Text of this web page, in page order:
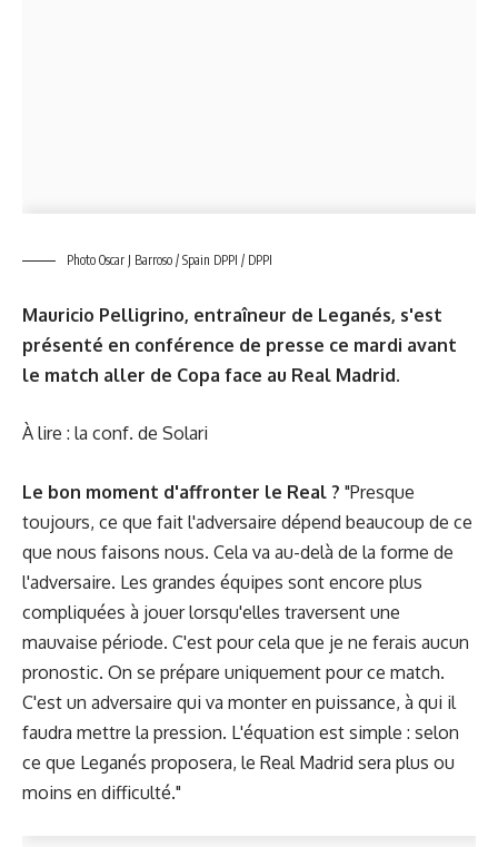
Photo Oscar J Barroso / Spain DPPI / DPPI
Mauricio Pelligrino, entraîneur de Leganés, s'est
présenté en conférence de presse ce mardi avant
le match aller de Copa face au Real Madrid.
À lire : la conf. de Solari
Le bon moment d'affronter le Real ? "Presque
toujours, ce que fait l'adversaire dépend beaucoup de ce
que nous faisons nous. Cela va au-delà de la forme de
l'adversaire. Les grandes équipes sont encore plus
compliquées à jouer lorsqu'elles traversent une
mauvaise période. C'est pour cela que je ne ferais aucun
pronostic. On se prépare uniquement pour ce match.
C'est un adversaire qui va monter en puissance, à qui il
faudra mettre la pression. L'équation est simple : selon
ce que Leganés proposera, le Real Madrid sera plus ou
moins en difficulté."